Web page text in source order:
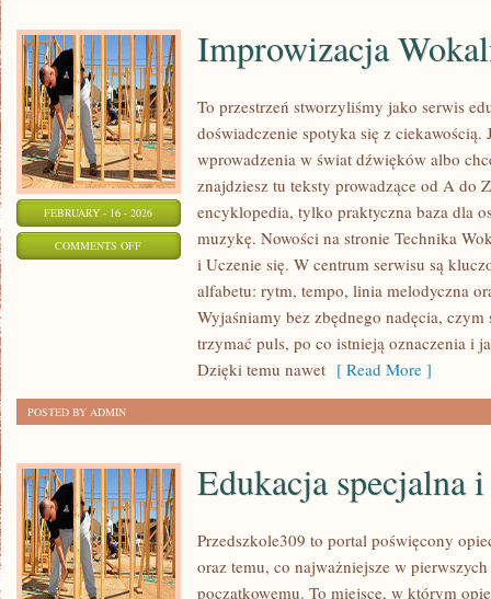
FEBRUARY - 16 - 2026
COMMENTS OFFON
IMPROWIZACJA
MUZYCZNA
Improwizacja
To przestrzeń stworzyliśmy jako serwis
doświadczenie spotyka się z ciekawością.
wprowadzenia w świat dźwięków albo
znajdziesz tu teksty prowadzące od A do
encyklopedia, tylko praktyczna baza dla
muzykę. Nowości na stronie Technika
i Uczenie się. W centrum serwisu są
alfabetu: rytm, tempo, linia melodyczna
Wyjaśniamy bez zbędnego nadęcia,
trzymać puls, po co istnieją oznaczenia i
Dzięki temu nawet [ Read More ]
POSTED BY ADMIN
Edukacja specjalna
Przedszkole309 to portal poświęcony
oraz temu, co najważniejsze w
początkowemu. To miejsce, w którym